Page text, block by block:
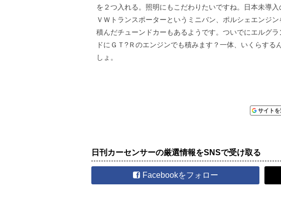
を２つ入れる。照明にもこだわりたいですね。日本未導入
ＶＷトランスポーターというミニバン、ポルシェエンジン
積んだチューンドカーもあるようです。ついでにエルグラ
ドにＧＴ?Ｒのエンジンでも積みます？一体、いくらする
しょ。
サイトを
日刊カーセンサーの厳選情報をSNSで受け取る
Facebookをフォロー